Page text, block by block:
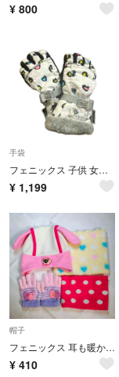
¥ 800
手袋
フェニックス 子供 女の子 手袋 JS 17cm 130-140cm 中古品
¥ 1,199
帽子
フェニックス 耳も暖かい帽子＋ネックウォーマー＋手袋 防寒/スキー/雪遊び/登園
¥ 410